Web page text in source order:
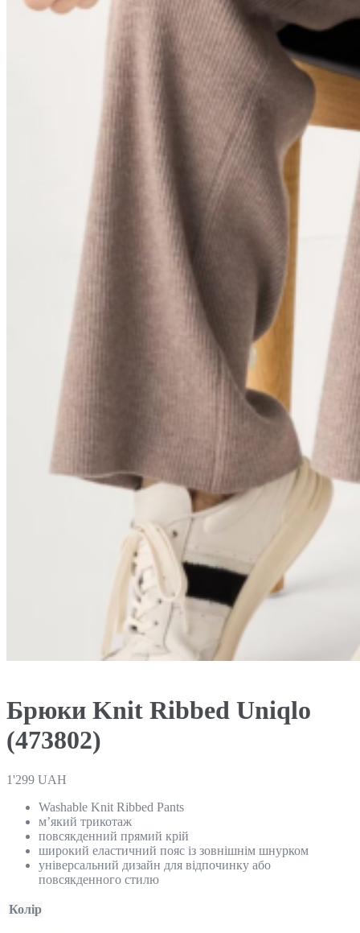
Брюки Knit Ribbed Uniqlo
(473802)
1'299 UAH
Washable Knit Ribbed Pants
м’який трикотаж
повсякденний прямий крій
широкий еластичний пояс із зовнішнім шнурком
універсальний дизайн для відпочинку або
повсякденного стилю
Колір